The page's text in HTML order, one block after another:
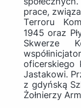
prace,
Terroru
1945 oraz
Skwerze
oficerskiego
Jastakowi.
z gdyńską
Żołnierzy